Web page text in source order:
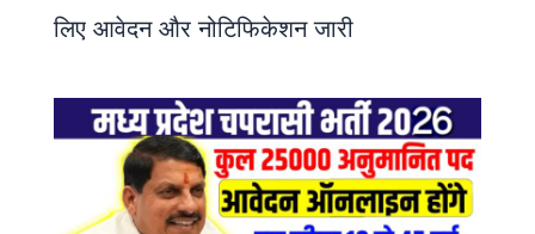
लिए आवेदन और नोटिफिकेशन जारी